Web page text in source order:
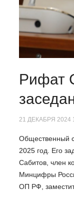
Рифат
21 ДЕКАБРЯ 2024
Общественный
2025 год. Его
Сабитов, член
Минцифры
ОП РФ,